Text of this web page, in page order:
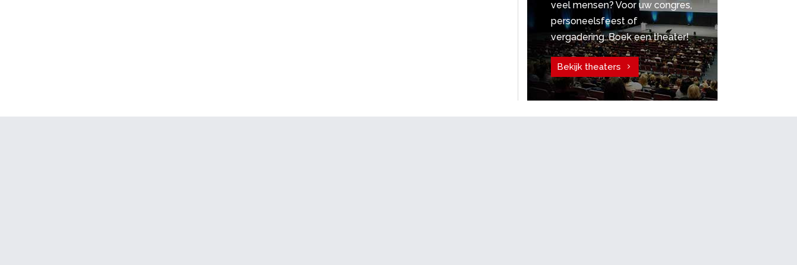
veel mensen? Voor uw congres,
personeelsfeest of
vergadering. Boek een theater!
Bekijk theaters